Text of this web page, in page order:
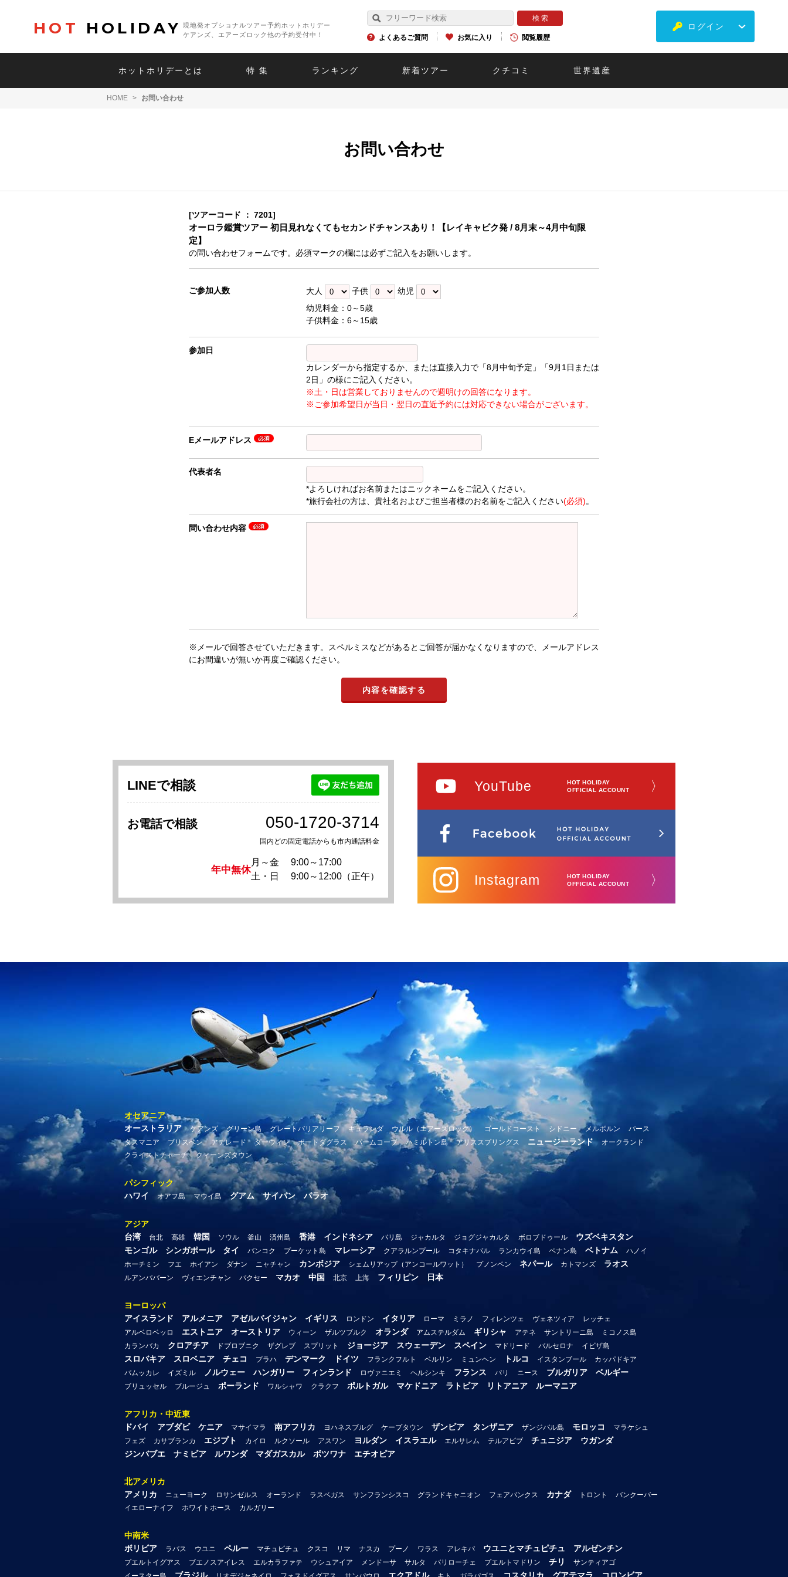
HOT HOLIDAY
現地発オプショナルツアー予約ホットホリデー
ケアンズ、エアーズロック他の予約受付中！
よくあるご質問 お気に入り 閲覧履歴
ログイン
ホットホリデーとは 特 集 ランキング 新着ツアー クチコミ 世界遺産
HOME > お問い合わせ
お問い合わせ
[ツアーコード ： 7201]
オーロラ鑑賞ツアー 初日見れなくてもセカンドチャンスあり！【レイキャビク発 / 8月末～4月中旬限
定】
の問い合わせフォームです。必須マークの欄には必ずご記入をお願いします。
ご参加人数 大人 子供
幼児
幼児料金：0～5歳
子供料金：6～15歳
参加日
カレンダーから指定するか、または直接入力で「8月中旬予定」「9月1日または
2日」の様にご記入ください。
※土・日は営業しておりませんので週明けの回答になります。
※ご参加希望日が当日・翌日の直近予約には対応できない場合がございます。
Eメールアドレス
代表者名
*よろしければお名前またはニックネームをご記入ください。
*旅行会社の方は、貴社名およびご担当者様のお名前をご記入ください(必須)。
問い合わせ内容
※メールで回答させていただきます。スペルミスなどがあるとご回答が届かなくなりますので、メールアドレス
にお間違いが無いか再度ご確認ください。
LINEで相談
お電話で相談 050-1720-3714
国内どの固定電話からも市内通話料金
年中無休
月～金
9:00～17:00
土・日
9:00～12:00（正午）
YouTube
HOT HOLIDAY
OFFICIAL ACCOUNT
〉
Instagram
HOT HOLIDAY
OFFICIAL ACCOUNT
〉
オセアニア
オーストラリア
ケアンズ グリーン島 グレートバリアリーフ キュランダ ウルル（エアーズロック） ゴールドコースト シドニー メルボルン
パース
タスマニア
ブリスベン アデレード ダーウィン ポートダグラス パームコーブ ハミルトン島 アリススプリングス ニュージーランド
オークランド
クライストチャーチ
クィーンズタウン
パシフィック
ハワイ
オアフ島 マウイ島 グアム サイパン パラオ
アジア
台湾
台北 高雄 韓国 ソウル 釜山 済州島 香港 インドネシア バリ島 ジャカルタ ジョグジャカルタ ボロブドゥール
ウズベキスタン
モンゴル
シンガポール タイ バンコク プーケット島 マレーシア クアラルンプール コタキナバル ランカウイ島 ペナン島 ベトナム
ハノイ
ホーチミン
フエ ホイアン ダナン ニャチャン カンボジア シェムリアップ（アンコールワット） プノンペン ネパール カトマンズ ラオス
ルアンパバーン ヴィエンチャン パクセー マカオ 中国 北京 上海 フィリピン 日本
ヨーロッパ
アイスランド
アルメニア アゼルバイジャン イギリス ロンドン イタリア ローマ ミラノ フィレンツェ ヴェネツィア
レッチェ
アルベロベッロ
エストニア オーストリア ウィーン ザルツブルク オランダ アムステルダム ギリシャ アテネ サントリーニ島
ミコノス島
カランバカ
クロアチア ドブロブニク ザグレブ スプリット ジョージア スウェーデン スペイン マドリード バルセロナ イビザ島
スロバキア スロベニア チェコ プラハ デンマーク ドイツ フランクフルト ベルリン ミュンヘン トルコ イスタンブール
カッパドキア
パムッカレ
イズミル ノルウェー ハンガリー フィンランド ロヴァニエミ ヘルシンキ フランス パリ ニース ブルガリア ベルギー
ブリュッセル ブルージュ ポーランド ワルシャワ クラクフ ポルトガル マケドニア ラトビア リトアニア ルーマニア
アフリカ・中近東
ドバイ
アブダビ ケニア マサイマラ 南アフリカ ヨハネスブルグ ケープタウン ザンビア タンザニア ザンジバル島 モロッコ
マラケシュ
フェズ
カサブランカ エジプト カイロ ルクソール アスワン ヨルダン イスラエル エルサレム テルアビブ チュニジア
ウガンダ
ジンバブエ
ナミビア ルワンダ マダガスカル ボツワナ エチオピア
北アメリカ
アメリカ
ニューヨーク ロサンゼルス オーランド ラスベガス サンフランシスコ グランドキャニオン フェアバンクス カナダ トロント
バンクーバー
イエローナイフ
ホワイトホース カルガリー
中南米
ボリビア
ラパス ウユニ ペルー マチュピチュ クスコ リマ ナスカ プーノ ワラス アレキパ ウユニとマチュピチュ アルゼンチン
プエルトイグアス ブエノスアイレス エルカラファテ ウシュアイア メンドーサ サルタ バリローチェ プエルトマドリン チリ
サンティアゴ